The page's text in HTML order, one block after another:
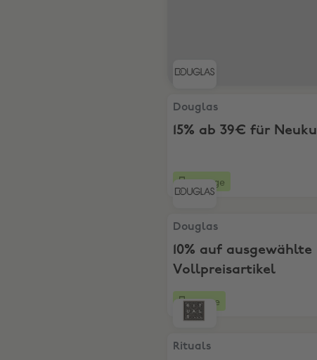
Douglas, 15% ab 39€ für
Douglas
15% ab 39€ für
26 Tage
Douglas, 10% auf
Douglas
10% auf ausgewählte
Vollpreisartikel
4 Tage
Rituals, 15% Rabatt auf
Rituals